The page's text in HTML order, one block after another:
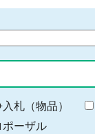
札（物品）
ポーザル